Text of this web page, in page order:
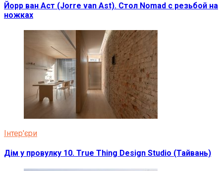
Йорр ван Аст (Jorre van Ast). Стол Nomad c резьбой на
ножках
Інтер'єри
Дім у провулку 10. True Thing Design Studio (Тайвань)